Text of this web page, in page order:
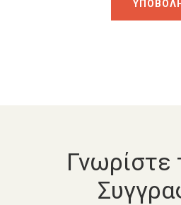
Γνωρίστε